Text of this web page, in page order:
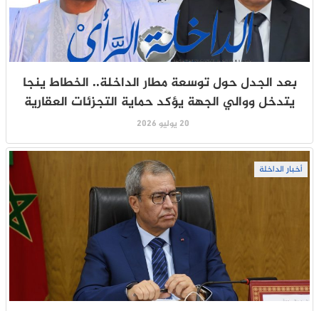
بعد الجدل حول توسعة مطار الداخلة.. الخطاط ينجا
يتدخل ووالي الجهة يؤكد حماية التجزئات العقارية
20 يوليو 2026
أخبار الداخلة